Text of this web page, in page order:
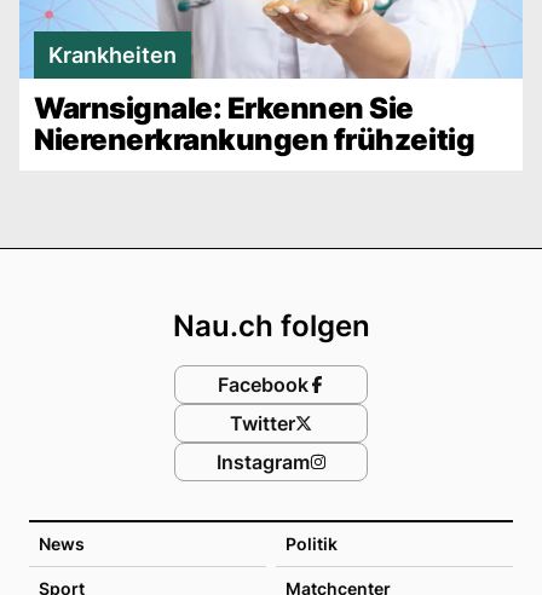
Krankheiten
Warnsignale: Erkennen Sie
Nierenerkrankungen frühzeitig
News Politik
Sport Matchcenter
Nau.ch folgen
Facebook
Twitter
Instagram